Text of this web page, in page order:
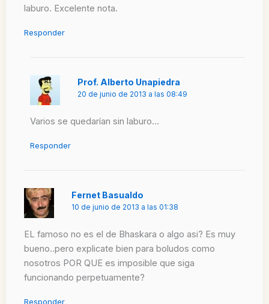
laburo. Excelente nota.
Responder
Prof. Alberto Unapiedra
20 de junio de 2013 a las 08:49
Varios se quedarían sin laburo…
Responder
Fernet Basualdo
10 de junio de 2013 a las 01:38
EL famoso no es el de Bhaskara o algo asi? Es muy
bueno..pero explicate bien para boludos como
nosotros POR QUE es imposible que siga
funcionando perpetuamente?
Responder